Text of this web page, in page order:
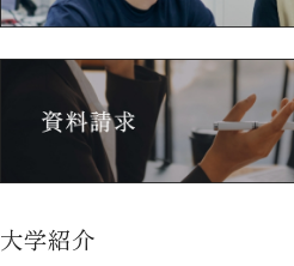
大学紹介